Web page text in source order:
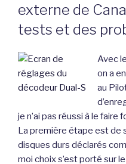
externe de
tests et des
Avec
on a
au
je n’ai pas réussi à le faire
La première étape est de
disques durs déclarés
moi choix s’est porté sur